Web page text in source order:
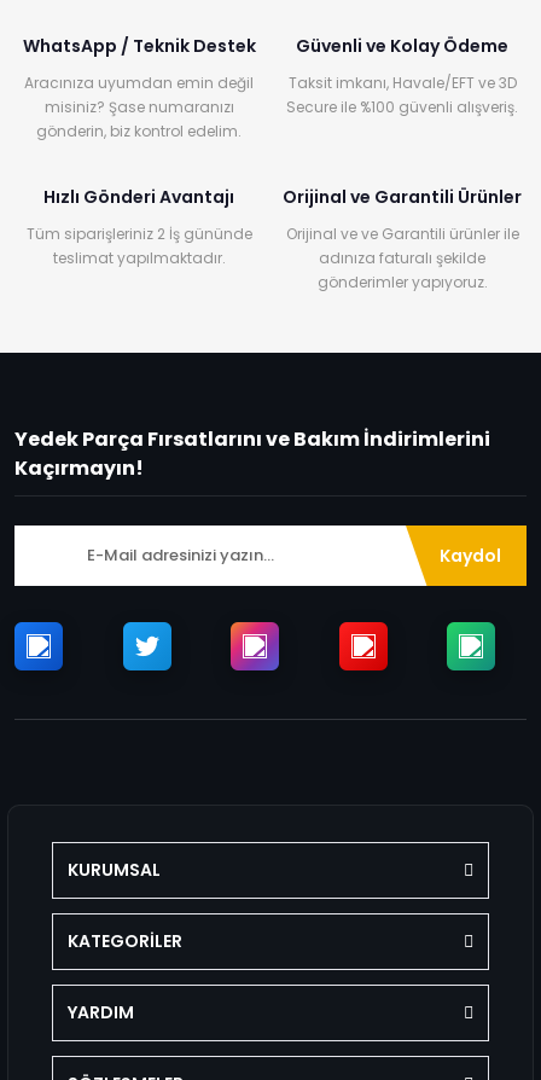
WhatsApp / Teknik Destek
Aracınıza uyumdan emin değil
misiniz? Şase numaranızı
gönderin, biz kontrol edelim.
Güvenli ve Kolay Ödeme
Taksit imkanı, Havale/EFT ve 3D
Secure ile %100 güvenli alışveriş.
Hızlı Gönderi Avantajı
Tüm siparişleriniz 2 İş gününde
teslimat yapılmaktadır.
Orijinal ve Garantili Ürünler
Orijinal ve ve Garantili ürünler ile
adınıza faturalı şekilde
gönderimler yapıyoruz.
Yedek Parça Fırsatlarını ve Bakım İndirimlerini
Kaçırmayın!
Kaydol
KURUMSAL
KATEGORİLER
YARDIM